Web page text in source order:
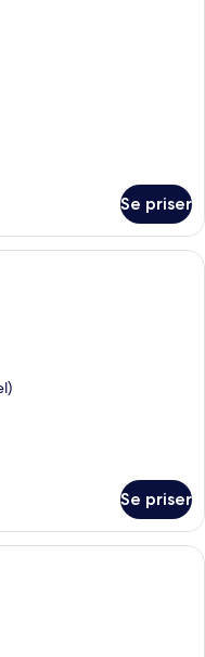
Se priser
med en stor säng, ett
Se priser
med en säng, ett skrivbord,